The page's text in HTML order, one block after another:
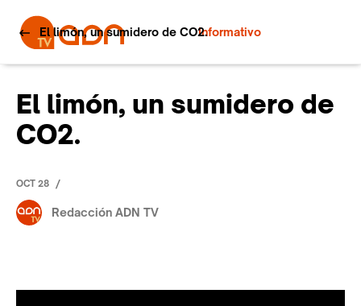
Informativo
El limón, un sumidero de CO2.
El limón, un sumidero de
CO2.
OCT 28 /
Redacción ADN TV